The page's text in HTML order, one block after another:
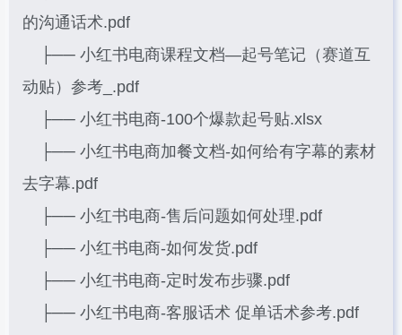
的沟通话术.pdf
├── 小红书电商课程文档—起号笔记（赛道互
动贴）参考_.pdf
├── 小红书电商-100个爆款起号贴.xlsx
├── 小红书电商加餐文档-如何给有字幕的素材
去字幕.pdf
├── 小红书电商-售后问题如何处理.pdf
├── 小红书电商-如何发货.pdf
├── 小红书电商-定时发布步骤.pdf
├── 小红书电商-客服话术 促单话术参考.pdf